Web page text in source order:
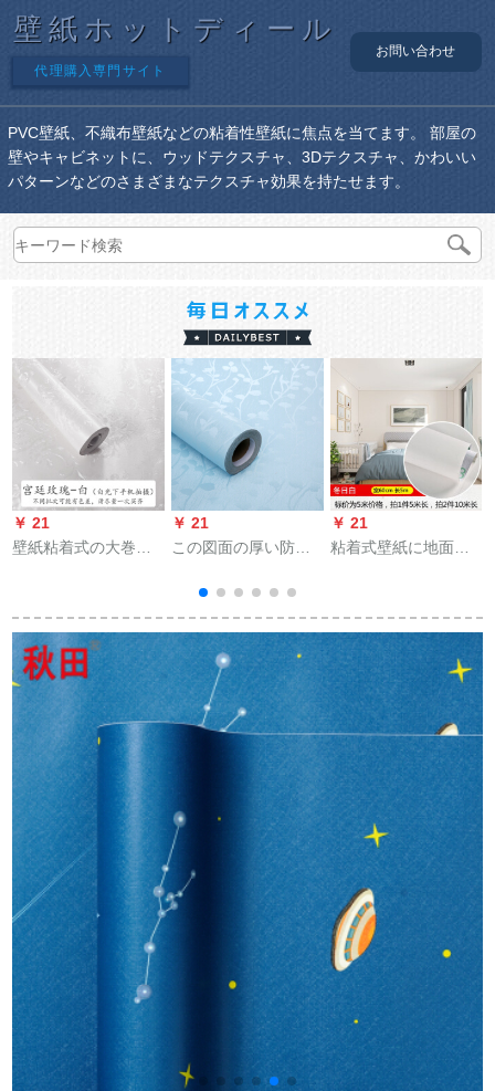
壁紙ホットディール
代理購入専門サイト
お問い合わせ
PVC壁紙、不織布壁紙などの粘着性壁紙に焦点を当てます。 部屋の
壁やキャビネットに、ウッドテクスチャ、3Dテクスチャ、かわいい
パターンなどのさまざまなテクスチャ効果を持たせます。
￥ 21
壁紙粘着式の大巻き
景の壁に貼り付けた
装飾シベル60枚の50
メトルの宮白は壁紙
です。
￥ 21
この図面の厚い防水
ベドルーム居間寮の
寝室の背景紙に壁紙
を貼って壁紙を貼り
ます。3 Dカラコート
の幅は9956-4青い底
の小さい花60 cm 3 m
の価格格を贴ってい
￥ 21
粘着式壁紙に地面の
ルpvc防水性防湿大学
生寮の壁紙は冬の白
【60 cm*5 m】壁紙
のままです。